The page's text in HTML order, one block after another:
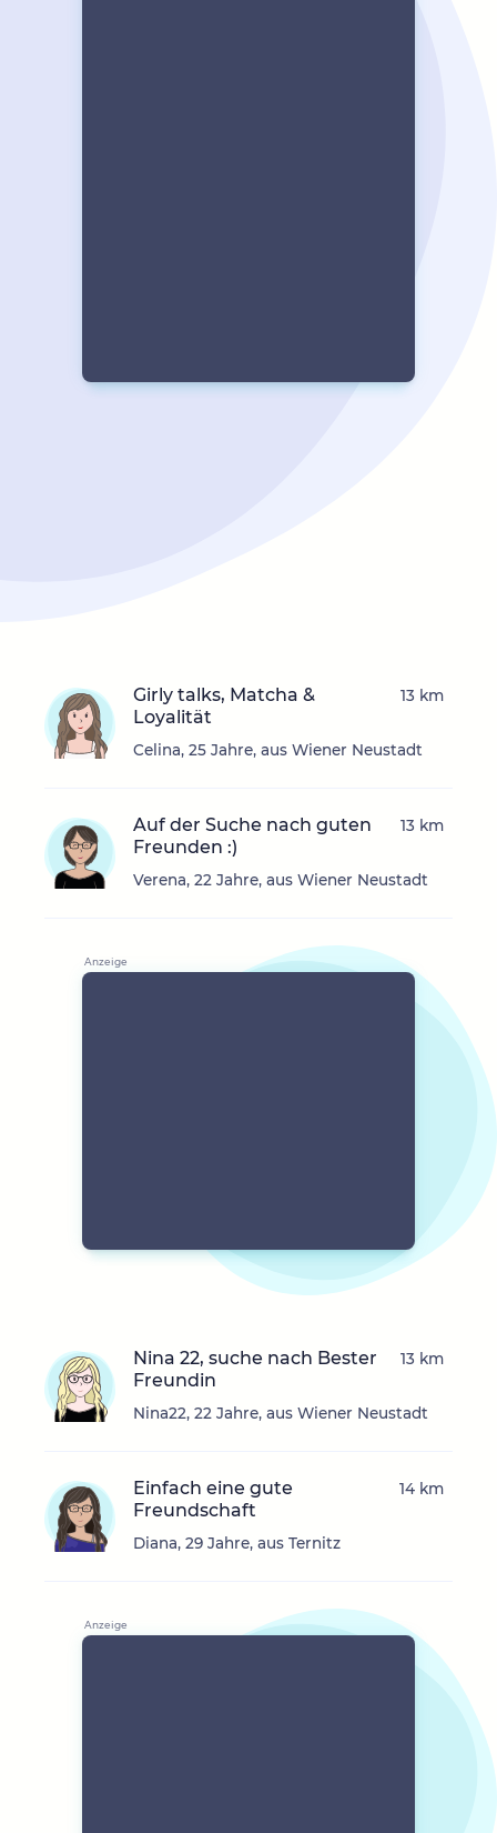
Girly talks, Matcha &
Loyalität
Celina, 25 Jahre, aus Wiener Neustadt
13 km
Auf der Suche nach guten
Freunden :)
Verena, 22 Jahre, aus Wiener Neustadt
13 km
Nina 22, suche nach Bester
Freundin
Nina22, 22 Jahre, aus Wiener Neustadt
13 km
Einfach eine gute
Freundschaft
Diana, 29 Jahre, aus Ternitz
14 km